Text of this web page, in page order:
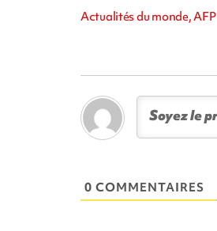
Actualités du monde, AFP
0 COMMENTAIRES